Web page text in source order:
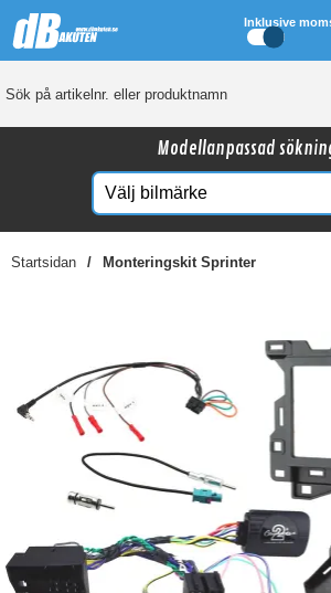
Inklusive
Modellanpassad
Startsidan Monteringskit Sprinter
Kanske någon av dessa
dig?